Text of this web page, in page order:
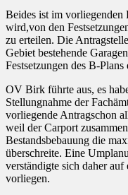
Beides ist im vorliegenden
wird,von den
zu erteilen. Die
Gebiet bestehende
Festsetzungen des B-Plans
OV Birk führte aus, es
Stellungnahme der
vorliegende Antragschon
weil der Carport
Bestandsbebauung die
überschreite. Eine
verständigte sich daher
vorliegen.